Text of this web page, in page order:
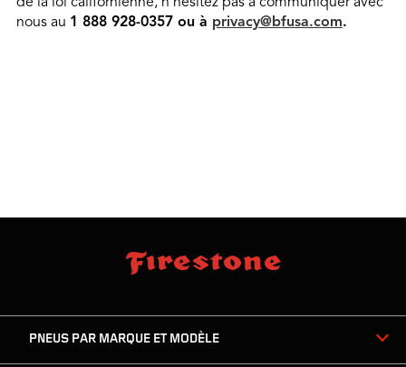
nous au 1 888 928-0357 ou à privacy@bfusa.com.
du
PNEUS PAR MARQUE ET MODÈLE